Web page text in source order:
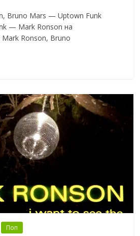
Bruno Mars — Uptown Funk
— Mark Ronson на
Ronson, Bruno
Поп